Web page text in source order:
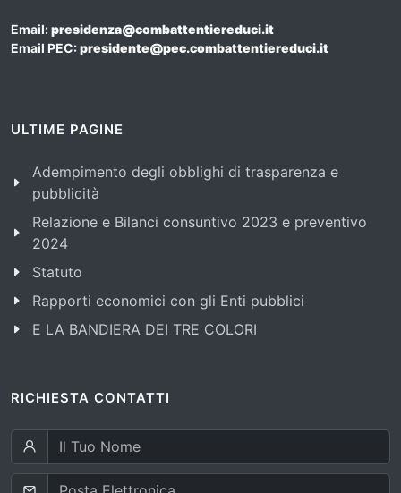
Email:presidenza@combattentiereduci.it
Email PEC:presidente@pec.combattentiereduci.it
ULTIME PAGINE
Adempimento degli obblighi di trasparenza e
pubblicità
Relazione e Bilanci consuntivo 2023 e preventivo
2024
Statuto
Rapporti economici con gli Enti pubblici
E LA BANDIERA DEI TRE COLORI
RICHIESTA CONTATTI